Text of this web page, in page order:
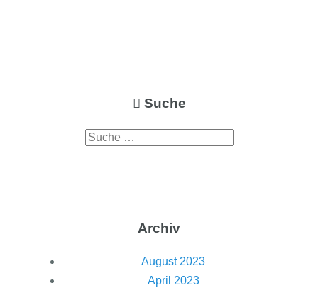
Suche
Archiv
August 2023
April 2023